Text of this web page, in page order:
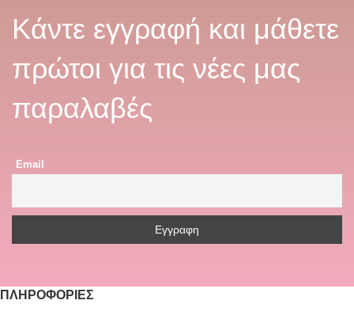
Κάντε εγγραφή και μάθετε
πρώτοι για τις νέες μας
παραλαβές
Email
ΠΛΗΡΟΦΟΡΊΕΣ